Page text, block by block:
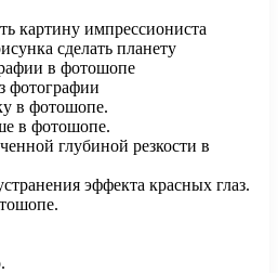
картину импрессиониста
сделать планету
в фотошопе
фотографии
в фотошопе.
в фотошопе.
глубиной резкости в
эффекта красных глаз.